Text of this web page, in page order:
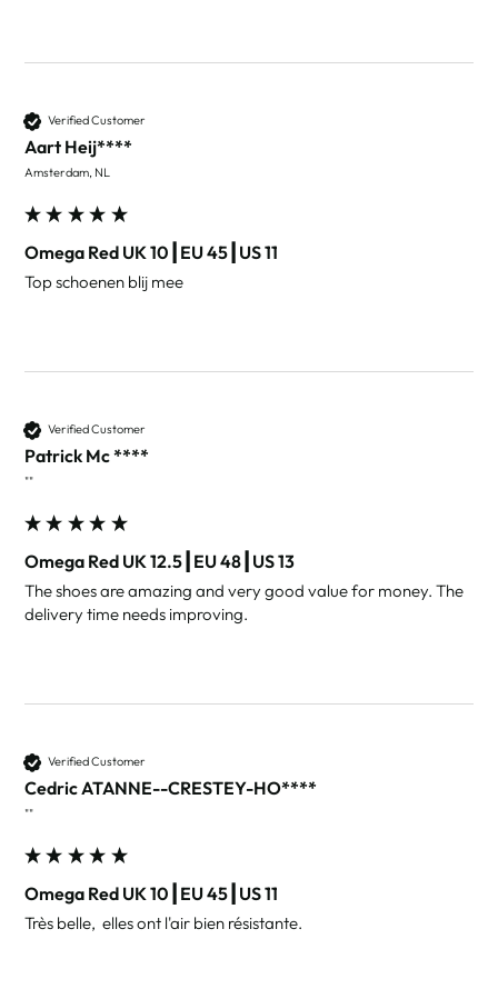
Verified Customer
Aart Heij****
Amsterdam, NL
Omega Red UK 10┃EU 45┃US 11
Top schoenen blij mee
Verified Customer
Patrick Mc ****
""
Omega Red UK 12.5┃EU 48┃US 13
The shoes are amazing and very good value for money. The
delivery time needs improving.
Verified Customer
Cedric ATANNE--CRESTEY-HO****
""
Omega Red UK 10┃EU 45┃US 11
Très belle,  elles ont l'air bien résistante.